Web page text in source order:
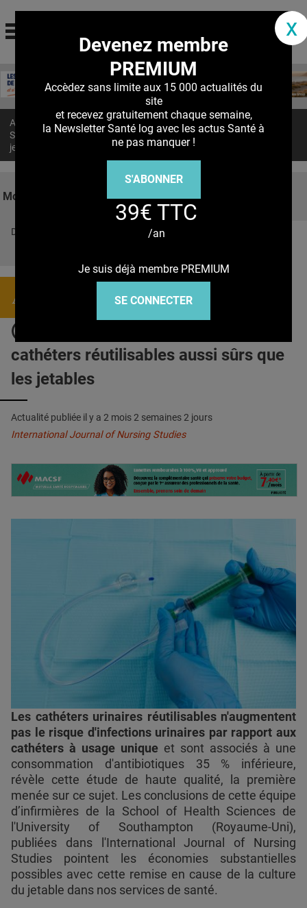
Jump to navigation
La communauté des professionnels de santé
MON COMPTE
S'ABONNER À LA REVUE SOIN À DOMICILE
E-REVUE SAD
PUBLICITÉ
CRÉDITS
Accueil > Actualités
SONDAGE URINAIRE : Les cathéters réutilisables aussi sûrs que les
jetables
Mots clés
Découvrez nos réseaux sociaux
Actualités
cathéters réutilisables aussi sûrs que
les jetables
Actualité publiée il y a 2 mois 2 semaines 2 jours
International Journal of Nursing Studies
Les cathéters urinaires réutilisables n'augmentent
pas le risque d'infections urinaires par rapport aux
cathéters à usage unique et sont associés à une
consommation d'antibiotiques 35 % inférieure,
révèle cette étude de haute qualité, la première
menée sur ce sujet. Les conclusions de cette équipe
d’infirmières de la School of Health Sciences de
l'University of Southampton (Royaume-Uni),
publiées dans l'International Journal of Nursing
Studies pointent les économies substantielles
possibles avec cette remise en cause de la culture
du jetable dans nos services de santé.
x
Devenez membre
PREMIUM
Accèdez sans limite aux 15 000 actualités du
site
et recevez gratuitement chaque semaine,
la Newsletter Santé log avec les actus Santé à
ne pas manquer !
S'ABONNER
39€ TTC
/an
Je suis déjà membre PREMIUM
SE CONNECTER